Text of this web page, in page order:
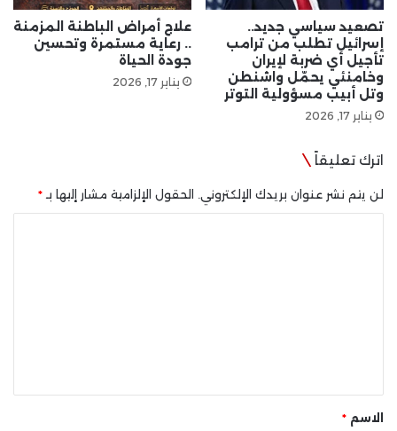
تصعيد سياسي جديد..
إسرائيل تطلب من ترامب
تأجيل أي ضربة لإيران
وخامنئي يحمّل واشنطن
وتل أبيب مسؤولية التوتر
يناير 17, 2026
علاج أمراض الباطنة المزمنة
.. رعاية مستمرة وتحسين
جودة الحياة
يناير 17, 2026
اترك تعليقاً
لن يتم نشر عنوان بريدك الإلكتروني. الحقول الإلزامية مشار إليها بـ *
*الاسم *